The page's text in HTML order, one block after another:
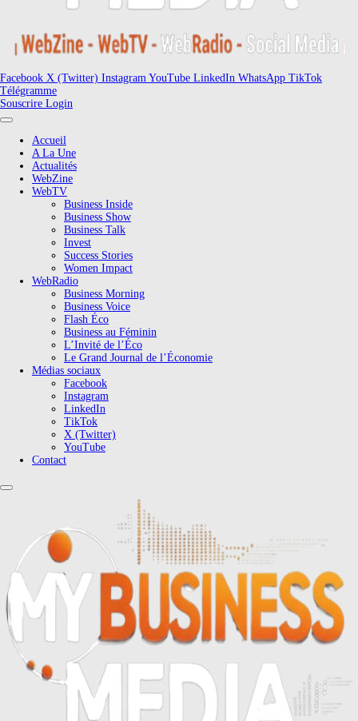
Facebook X (Twitter) Instagram YouTube LinkedIn WhatsApp TikTok
Télégramme
Souscrire Login
Accueil
A La Une
Actualités
WebZine
WebTV
Business Inside
Business Show
Business Talk
Invest
Success Stories
Women Impact
WebRadio
Business Morning
Business Voice
Flash Éco
Business au Féminin
L’Invité de l’Éco
Le Grand Journal de l’Économie
Médias sociaux
Facebook
Instagram
LinkedIn
TikTok
X (Twitter)
YouTube
Contact